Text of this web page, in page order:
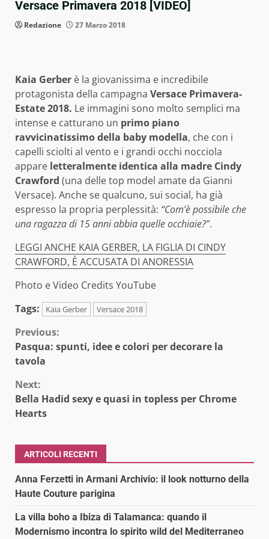
Versace Primavera 2018 [VIDEO]
Redazione 27 Marzo 2018
Kaia Gerber è la giovanissima e incredibile
protagonista della campagna Versace Primavera-
Estate 2018. Le immagini sono molto semplici ma
intense e catturano un primo piano
ravvicinatissimo della baby modella, che con i
capelli sciolti al vento e i grandi occhi nocciola
appare letteralmente identica alla madre Cindy
Crawford (una delle top model amate da Gianni
Versace). Anche se qualcuno, sui social, ha già
espresso la propria perplessità: “Com’è possibile che
una ragazza di 15 anni abbia quelle occhiaie?”.
LEGGI ANCHE KAIA GERBER, LA FIGLIA DI CINDY
CRAWFORD, È ACCUSATA DI ANORESSIA
Photo e Video Credits YouTube
Tags:
Kaia Gerber Versace 2018
Continue
Reading
Previous:
Pasqua: spunti, idee e colori per decorare la
tavola
Next:
Bella Hadid sexy e quasi in topless per Chrome
Hearts
ARTICOLI RECENTI
Anna Ferzetti in Armani Archivio: il look notturno della
Haute Couture parigina
La villa boho a Ibiza di Talamanca: quando il
Modernismo incontra lo spirito wild del Mediterraneo